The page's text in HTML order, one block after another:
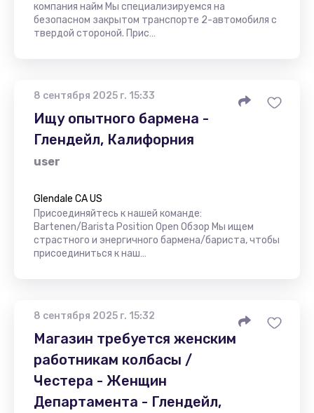
компания найм Мы специализируемся на
безопасном закрытом транспорте 2-автомобиля с
твердой стороной. Прис…
8 сентября 2025 г. 15:33
Ищу опытного бармена -
Глендейл, Калифорния
user
Glendale CA US
Присоединяйтесь к нашей команде:
Bartenen/Barista Position Open Обзор Мы ищем
страстного и энергичного бармена/бариста, чтобы
присоединиться к наш…
8 сентября 2025 г. 15:32
Магазин требуется женским
работникам колбасы /
Честера - Женщин
Департамента - Глендейл,